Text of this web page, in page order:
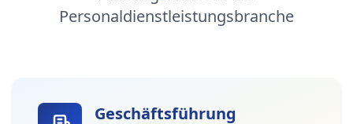
Personaldienstleistungsbranche
Geschäftsführung